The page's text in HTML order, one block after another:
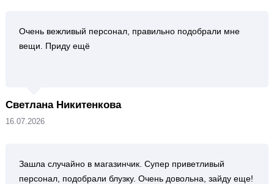
Очень вежливый персонал, правильно подобрали мне
вещи. Приду ещё
Светлана Никитенкова
16.07.2026
Зашла случайно в магазинчик. Супер приветливый
персонал, подобрали блузку. Очень довольна, зайду еще!